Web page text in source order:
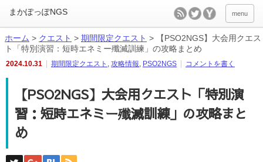
menu
ホーム > クエスト > 期間限定クエスト >
【PSO2NGS】大会用クエス
ト「特別演習：短時エネミー殲滅訓練」の攻略まとめ
2024.10.31 期間限定クエスト , 攻略情報, PSO2NGS コメントを書く
【PSO2NGS】大会用クエスト「特別演
習：短時エネミー殲滅訓練」の攻略まと
め